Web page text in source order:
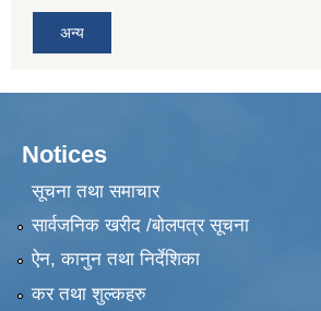
अन्य
Notices
सूचना तथा समाचार
सार्वजनिक खरीद /बोलपत्र सूचना
ऐन, कानुन तथा निर्देशिका
कर तथा शुल्कहरु